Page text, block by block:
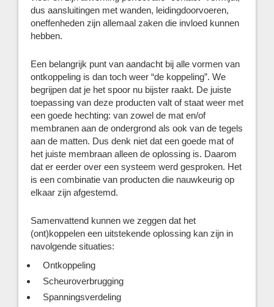
dus aansluitingen met wanden, leidingdoorvoeren,
oneffenheden zijn allemaal zaken die invloed kunnen
hebben.
Een belangrijk punt van aandacht bij alle vormen van
ontkoppeling is dan toch weer “de koppeling”. We
begrijpen dat je het spoor nu bijster raakt. De juiste
toepassing van deze producten valt of staat weer met
een goede hechting: van zowel de mat en/of
membranen aan de ondergrond als ook van de tegels
aan de matten. Dus denk niet dat een goede mat of
het juiste membraan alleen de oplossing is. Daarom
dat er eerder over een systeem werd gesproken. Het
is een combinatie van producten die nauwkeurig op
elkaar zijn afgestemd.
Samenvattend kunnen we zeggen dat het
(ont)koppelen een uitstekende oplossing kan zijn in
navolgende situaties:
Ontkoppeling
Scheuroverbrugging
Spanningsverdeling